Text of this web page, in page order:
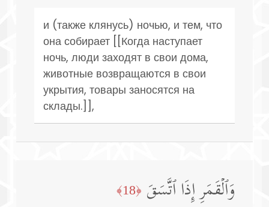
и (также клянусь) ночью, и тем, что
она собирает [[Когда наступает
ночь, люди заходят в свои дома,
животные возвращаются в свои
укрытия, товары заносятся на
склады.]],
وَٱلۡقَمَرِ إِذَا ٱتَّسَقَ ﴿18﴾